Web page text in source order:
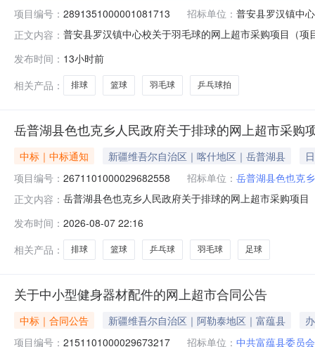
项目编号： 2891351000001081713 招标单位： 普安县罗汉镇中
正文内容： 普安县罗汉镇中心校关于羽毛球的网上超市采购项目（
行政区划编码:522323项目所在行政区划名称:贵州省黔
发布时间： 13小时前
相关产品：
排球 篮球 羽毛球 乒乓球拍
岳普湖县色也克乡人民政府关于排球的网上超市采购
中标｜中标通知 新疆维吾尔自治区｜喀什地区｜岳普湖县
项目编号： 2671101000029682558 招标单位： 岳普湖县色也克
正文内容： 岳普湖县色也克乡人民政府关于排球的网上超市采购项
区划编码:653128项目所在行政区划名称:新疆维吾尔自
发布时间： 2026-08-07 22:16
相关产品：
排球 篮球 乒乓球 羽毛球 足球
关于中小型健身器材配件的网上超市合同公告
中标｜合同公告 新疆维吾尔自治区｜阿勒泰地区｜富蕴县
项目编号： 2151101000029673217 招标单位： 中共富蕴县委员